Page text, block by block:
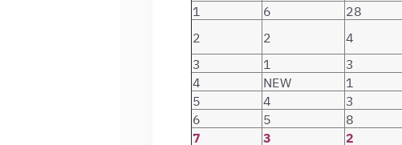
1 6 28
2
2 4
3
1 3
4
NEW 1
5
4 3
6
5 8
7 3 2